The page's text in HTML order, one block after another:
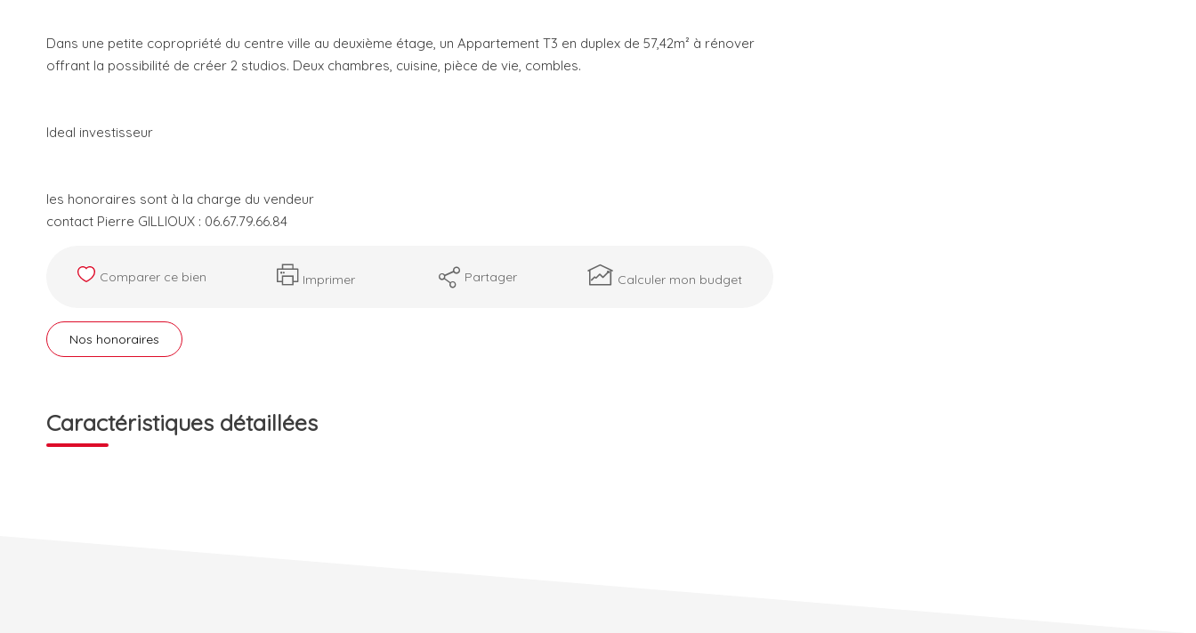
Dans une petite copropriété du centre ville au deuxième étage, un Appartement T3 en duplex de 57,42m² à rénover
offrant la possibilité de créer 2 studios. Deux chambres, cuisine, pièce de vie, combles.
Ideal investisseur
les honoraires sont à la charge du vendeur
contact Pierre GILLIOUX : 06.67.79.66.84
Comparer ce bien Imprimer Partager Calculer mon budget
Nos honoraires
Caractéristiques détaillées